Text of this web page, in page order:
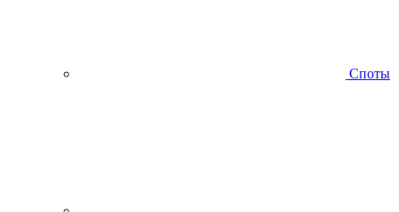
Споты